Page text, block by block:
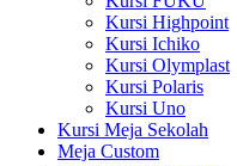
Kursi Highpoint
Kursi Ichiko
Kursi Olymplast
Kursi Polaris
Kursi Uno
Kursi Meja Sekolah
Meja Custom